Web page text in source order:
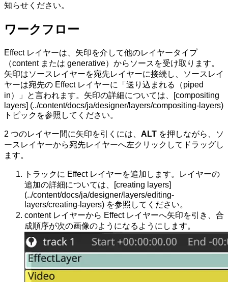
知らせください。
ワークフロー
Effect レイヤーは、矢印を介して他のレイヤータイプ
（content または generative）からソースを受け取ります。
矢印はソースレイヤーを宛先レイヤーに接続し、ソースレイ
ヤーは宛先の Effect レイヤーに「送り込まれる（piped
in）」と言われます。矢印の詳細については、[compositing
layers] (../content/docs/ja/designer/layers/compositing-layers)
トピックを参照してください。
2 つのレイヤー間に矢印を引くには、 ALT を押しながら、ソ
ースレイヤーから宛先レイヤーへ左クリックしてドラッグし
ます。
トラックに Effect レイヤーを追加します。レイヤーの
追加の詳細については、[creating layers]
(../content/docs/ja/designer/layers/editing-
layers/creating-layers) を参照してください。
content レイヤーから Effect レイヤーへ矢印を引き、合
成順序が次の画像のようになるようにします。